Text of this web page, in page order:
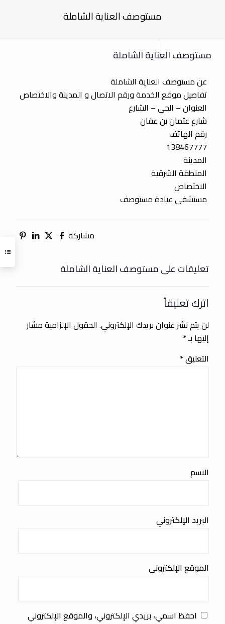
مستوصف العناية الشاملة
مستوصف العناية الشاملة
عن مستوصف العناية الشاملة
تفاصيل موقع الخدمة ورقم الاتصال و المدينة والاختصاص
العنوان – الحي – الشارع
شارع عثمان بن عفان
رقم الهاتف
138467777
المدينة
المنطقة الشرقية
الاختصاص
مستشفى عيادة مستوصف
مشاركة
تعليقات على مستوصف العناية الشاملة
اترك تعليقاً
لن يتم نشر عنوان بريدك الإلكتروني. الحقول الإلزامية مشار
إليها بـ*
التعليق*
الاسم
البريد الإلكتروني
الموقع الإلكتروني
احفظ اسمي، بريدي الإلكتروني، والموقع الإلكتروني